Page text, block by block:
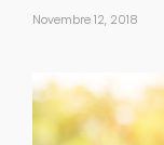
Novembre 12, 2018